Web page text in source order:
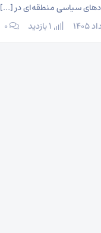
سیاسی منطقه‌ای در […]
۰